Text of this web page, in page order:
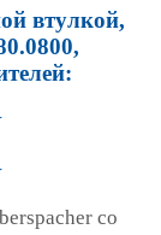
втулкой,
со